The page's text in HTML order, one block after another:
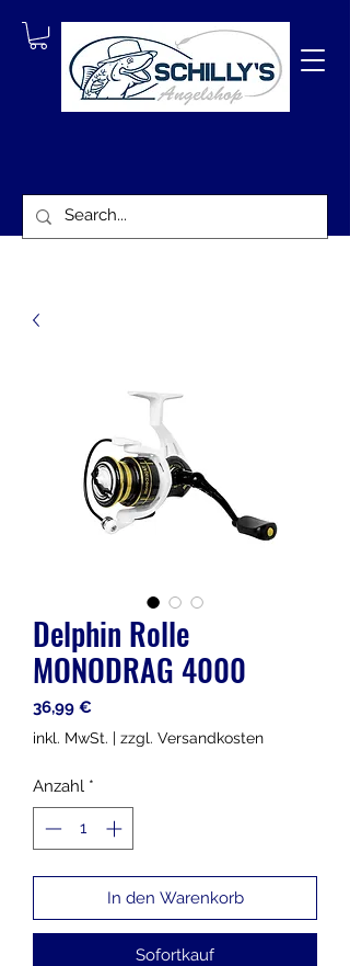
Delphin Rolle
MONODRAG 4000
36,99 €Preis
inkl. MwSt. | zzgl. Versandkosten
Anzahl *
In den Warenkorb
Sofortkauf